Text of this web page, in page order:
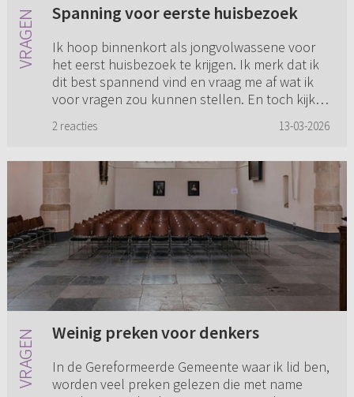
Spanning voor eerste huisbezoek
Ik hoop binnenkort als jongvolwassene voor
het eerst huisbezoek te krijgen. Ik merk dat ik
dit best spannend vind en vraag me af wat ik
voor vragen zou kunnen stellen. En toch kijk ik
2 reacties 13-03-2026
Weinig preken voor denkers
In de Gereformeerde Gemeente waar ik lid ben,
worden veel preken gelezen die met name